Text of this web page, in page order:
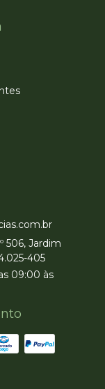
506, Jardim
405
09:00 às